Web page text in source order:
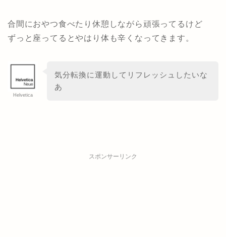
合間におやつ食べたり休憩しながら頑張ってるけど
ずっと座ってるとやはり体も辛くなってきます。
Helvetica
気分転換に運動してリフレッシュしたいな
あ
スポンサーリンク